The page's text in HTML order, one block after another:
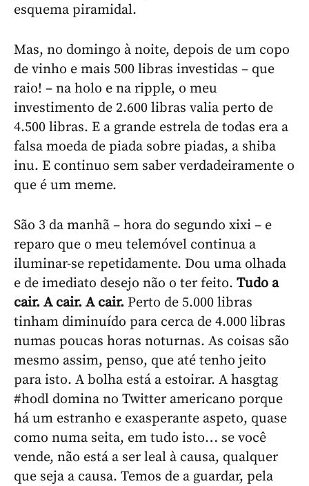
esquema piramidal.
Mas, no domingo à noite, depois de um copo
de vinho e mais 500 libras investidas – que
raio! – na holo e na ripple, o meu
investimento de 2.600 libras valia perto de
4.500 libras. E a grande estrela de todas era a
falsa moeda de piada sobre piadas, a shiba
inu. E continuo sem saber verdadeiramente o
que é um meme.
São 3 da manhã – hora do segundo xixi – e
reparo que o meu telemóvel continua a
iluminar-se repetidamente. Dou uma olhada
e de imediato desejo não o ter feito. Tudo a
cair. A cair. A cair. Perto de 5.000 libras
tinham diminuído para cerca de 4.000 libras
numas poucas horas noturnas. As coisas são
mesmo assim, penso, que até tenho jeito
para isto. A bolha está a estoirar. A hasgtag
#hodl domina no Twitter americano porque
há um estranho e exasperante aspeto, quase
como numa seita, em tudo isto… se você
vende, não está a ser leal à causa, qualquer
que seja a causa. Temos de a guardar, pela